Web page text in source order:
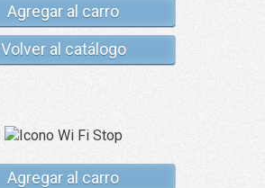
Agregar al carro
Volver al catálogo
Agregar al carro